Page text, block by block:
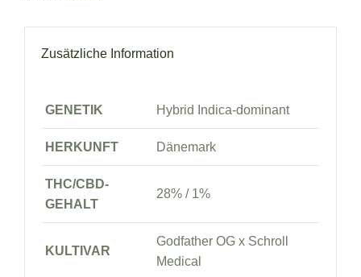
Zusätzliche Information
GENETIK Hybrid Indica-dominant
HERKUNFT Dänemark
THC/CBD-
GEHALT
28% / 1%
KULTIVAR
Godfather OG x Schroll
Medical